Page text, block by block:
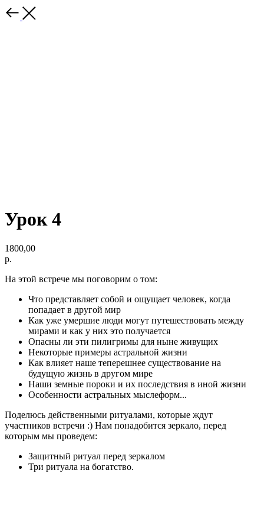
Урок 4
1800,00
р.
На этой встрече мы поговорим о том:
Что представляет собой и ощущает человек, когда
попадает в другой мир
Как уже умершие люди могут путешествовать между
мирами и как у них это получается
Опасны ли эти пилигримы для ныне живущих
Некоторые примеры астральной жизни
Как влияет наше теперешнее существование на
будущую жизнь в другом мире
Наши земные пороки и их последствия в иной жизни
Особенности астральных мыслеформ...
Поделюсь действенными ритуалами, которые ждут
участников встречи :) Нам понадобится зеркало, перед
которым мы проведем:
Защитный ритуал перед зеркалом
Три ритуала на богатство.